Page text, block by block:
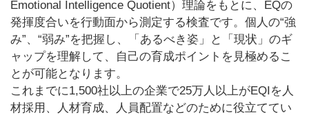
Emotional Intelligence Quotient）理論をもとに、EQの
発揮度合いを行動面から測定する検査です。個人の“強
み”、“弱み”を把握し、「あるべき姿」と「現状」のギ
ャップを理解して、自己の育成ポイントを見極めるこ
とが可能となります。
これまでに1,500社以上の企業で25万人以上がEQIを人
材採用、人材育成、人員配置などのために役立ててい